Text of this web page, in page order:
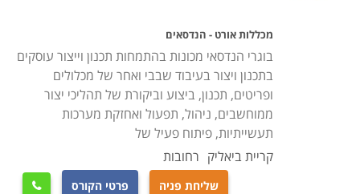
מכללות אורט - הנדסאים
בוגרי הנדסאי מכונות בהתמחות תכנון וייצור עוסקים
בתכנון ויצור בעיבוד שבבי ואחר של מכלולים
ופריטים, תכנון, ביצוע וביקורת של תהליכי יצור
ממוחשבים, ניהול, תפעול ואחזקת מערכות
תעשייתיות, פיתוח פעיל של
קריית ביאליק רחובות
שליחת פניה פרטי הקורס 